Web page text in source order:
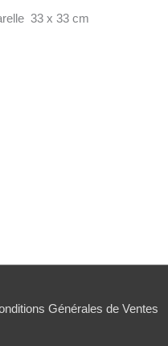
33 x 33 cm
Générales de Ventes